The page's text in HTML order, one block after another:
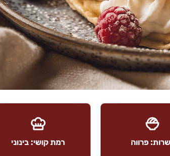
פרווה רמת קושי: בינוני